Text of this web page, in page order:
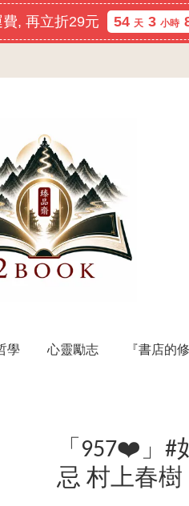
, 再立折29元 54 天 3 小時
學 心靈勵志 『書店的修
「957❤️」#
忌 村上春樹